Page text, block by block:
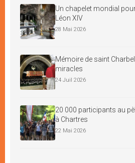
Un chapelet mondial
Léon XIV
28 Mai 2026
Mémoire de saint
miracles
24 Juil 2026
20 000 participants au
à Chartres
22 Mai 2026